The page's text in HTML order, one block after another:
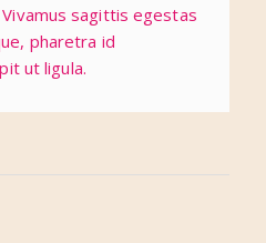
sagittis egestas
pharetra id
ut ligula.